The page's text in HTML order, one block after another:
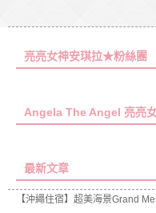
亮亮女神安琪拉★粉絲團
Angela The Angel 亮亮
最新文章
【沖繩住宿】超美海景Grand